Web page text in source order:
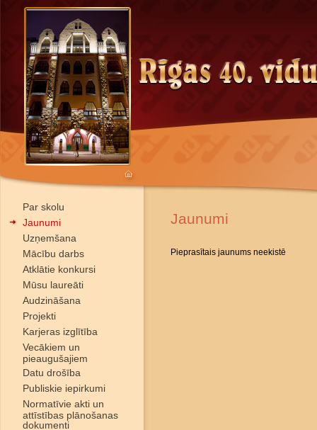
Par skolu
Jaunumi
Uzņemšana
Mācību darbs
Atklātie konkursi
Mūsu laureāti
Audzināšana
Projekti
Karjeras izglītība
Vecākiem un
pieaugušajiem
Datu drošība
Publiskie iepirkumi
Normatīvie akti un
attīstības plānošanas
dokumenti
Jaunumi
Pieprasītais jaunums neekistē